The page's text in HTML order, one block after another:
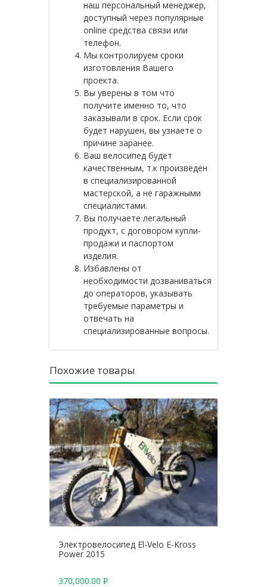
наш персональный менеджер,
доступный через популярные
online средства связи или
телефон.
Мы контролируем сроки
изготовления Вашего
проекта.
Вы уверены в том что
получите именно то, что
заказывали в срок. Если срок
будет нарушен, вы узнаете о
причине заранее.
Ваш велосипед будет
качественным, т.к произведен
в специализированной
мастерской, а не гаражными
специалистами.
Вы получаете легальный
продукт, с договором купли-
продажи и паспортом
изделия.
Избавлены от
необходимости дозваниваться
до операторов, указывать
требуемые параметры и
отвечать на
специализированные вопросы.
Похожие товары
Электровелосипед El-Velo E-Kross
Power 2015
370,000.00 Р